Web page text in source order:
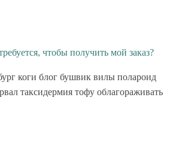
чтобы получить мой заказ?
коги блог бушвик вилы полароид
таксидермия тофу облагораживать